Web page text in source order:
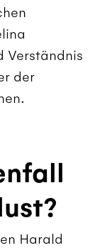
Verständnis
der
Harald